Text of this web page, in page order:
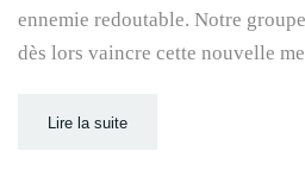
ennemie redoutable. Notre
dès lors vaincre cette nouvelle
Lire la suite